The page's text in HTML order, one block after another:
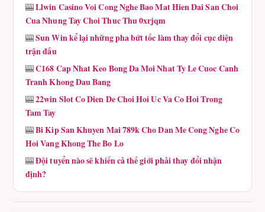
🎰Llwin Casino Voi Cong Nghe Bao Mat Hien Dai San Choi
Cua Nhung Tay Choi Thuc Thu 0xrjqm
🎰Sun Win kể lại những pha bứt tốc làm thay đổi cục diện
trận đấu
🎰C168 Cap Nhat Keo Bong Da Moi Nhat Ty Le Cuoc Canh
Tranh Khong Dau Bang
🎰22win Slot Co Dien De Choi Hoi Uc Va Co Hoi Trong
Tam Tay
🎰Bi Kip San Khuyen Mai 789k Cho Dan Me Cong Nghe Co
Hoi Vang Khong The Bo Lo
🎰Đội tuyển nào sẽ khiến cả thế giới phải thay đổi nhận
định?